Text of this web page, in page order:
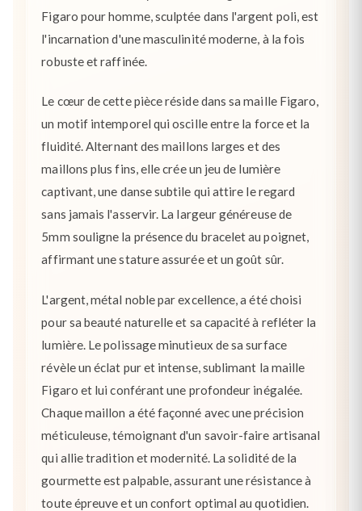
Figaro pour homme, sculptée dans l'argent poli, est
l'incarnation d'une masculinité moderne, à la fois
robuste et raffinée.
Le cœur de cette pièce réside dans sa maille Figaro,
un motif intemporel qui oscille entre la force et la
fluidité. Alternant des maillons larges et des
maillons plus fins, elle crée un jeu de lumière
captivant, une danse subtile qui attire le regard
sans jamais l'asservir. La largeur généreuse de
5mm souligne la présence du bracelet au poignet,
affirmant une stature assurée et un goût sûr.
L'argent, métal noble par excellence, a été choisi
pour sa beauté naturelle et sa capacité à refléter la
lumière. Le polissage minutieux de sa surface
révèle un éclat pur et intense, sublimant la maille
Figaro et lui conférant une profondeur inégalée.
Chaque maillon a été façonné avec une précision
méticuleuse, témoignant d'un savoir-faire artisanal
qui allie tradition et modernité. La solidité de la
gourmette est palpable, assurant une résistance à
toute épreuve et un confort optimal au quotidien.